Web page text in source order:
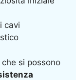
cavi
si possono